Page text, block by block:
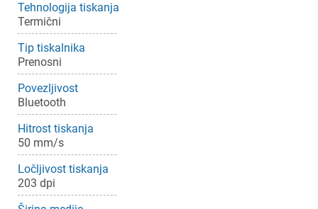
Tehnologija tiskanja
Termični
Tip tiskalnika
Prenosni
Povezljivost
Bluetooth
Hitrost tiskanja
50 mm/s
Ločljivost tiskanja
203 dpi